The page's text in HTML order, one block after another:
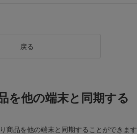
戻る
を他の端末と同期する
商品を他の端末と同期することができます